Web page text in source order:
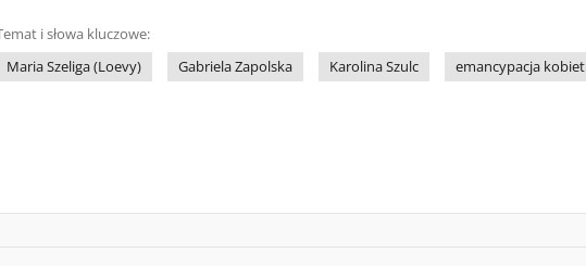
i słowa kluczowe:
Maria Szeliga (Loevy)
Gabriela Zapolska Karolina Szulc emancypacja kobiet